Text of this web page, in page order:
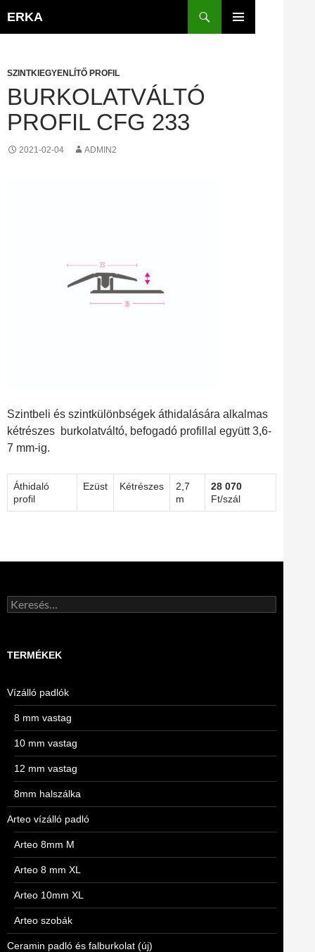
ERKA
SZINTKIEGYENLÍTŐ PROFIL
BURKOLATVÁLTÓ
PROFIL CFG 233
2021-02-04 ADMIN2
Szintbeli és szintkülönbségek áthidalására alkalmas
kétrészes burkolatváltó, befogadó profillal együtt 3,6-
7 mm-ig.
Áthidaló
profil
Ezüst Kétrészes
2,7
m
28 070
Ft/szál
Keresés:
TERMÉKEK
Vízálló padlók
8 mm vastag
10 mm vastag
12 mm vastag
8mm halszálka
Arteo vízálló padló
Arteo 8mm M
Arteo 8 mm XL
Arteo 10mm XL
Arteo szobák
Ceramin padló és falburkolat (új)